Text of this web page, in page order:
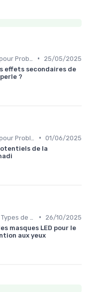
•
25/05/2025
effets secondaires de
?
• 01/06/2025
de la
•
26/10/2025
masques LED pour le
aux yeux